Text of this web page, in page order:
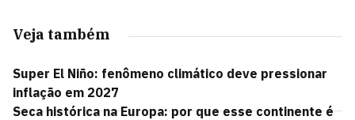
Veja também
Super El Niño: fenômeno climático deve pressionar
inflação em 2027
Seca histórica na Europa: por que esse continente é